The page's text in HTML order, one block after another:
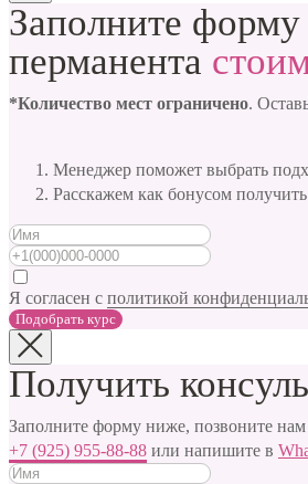
Заполните
перманента
*Количество мест ограничено.
Менеджер поможет выбрать
Расскажем как бонусом получить
Я согласен с политикой
Подобрать курс
Получить
Заполните форму ниже, позвоните
+7 (925) 955-88-88 или напишите в